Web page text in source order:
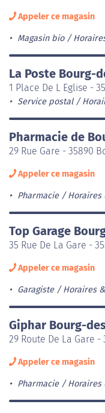
Appeler ce magasin
Magasin bio
La Poste Bourg-
1 Place De L Eglise -
Service postal
Pharmacie de
29 Rue Gare - 35890
Appeler ce magasin
Pharmacie Horaires
Top Garage
35 Rue De La Gare -
Appeler ce magasin
Garagiste Horaires
Giphar Bourg-
29 Route De La Gare
Appeler ce magasin
Pharmacie Horaires